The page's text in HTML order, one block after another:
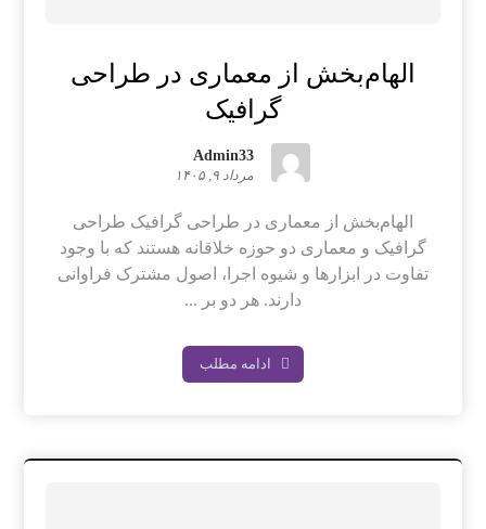
الهام‌بخش از معماری در طراحی
گرافیک
Admin33
مرداد ۹, ۱۴۰۵
الهام‌بخش از معماری در طراحی گرافیک طراحی
گرافیک و معماری دو حوزه خلاقانه هستند که با وجود
تفاوت در ابزارها و شیوه اجرا، اصول مشترک فراوانی
دارند. هر دو بر ...
ادامه مطلب